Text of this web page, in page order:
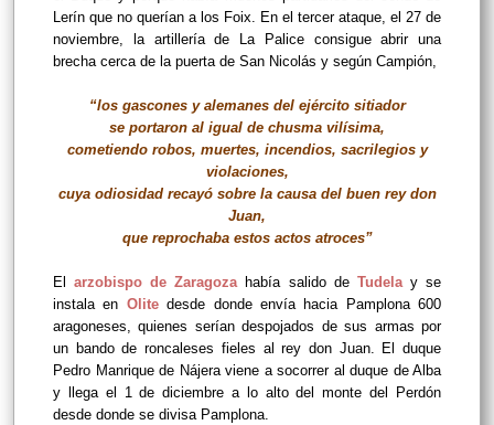
Lerín que no querían a los Foix. En el tercer ataque, el 27 de
noviembre, la artillería de La Palice consigue abrir una
brecha cerca de la puerta de San Nicolás y según Campión,
“los gascones y alemanes del ejército sitiador
se portaron al igual de chusma vilísima,
cometiendo robos, muertes, incendios, sacrilegios y
violaciones,
cuya odiosidad recayó sobre la causa del buen rey don
Juan,
que reprochaba estos actos atroces”
Elarzobispo de Zaragoza había salido de Tudela y se
instala en Olite desde donde envía hacia Pamplona 600
aragoneses, quienes serían despojados de sus armas por
un bando de roncaleses fieles al rey don Juan. El duque
Pedro Manrique de Nájera viene a socorrer al duque de Alba
y llega el 1 de diciembre a lo alto del monte del Perdón
desde donde se divisa Pamplona.